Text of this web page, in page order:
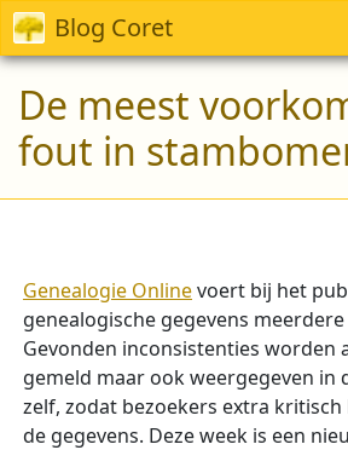
Blog Coret
De meest
fout in
Genealogie Onlinevoert bij het
genealogische gegevens
Gevonden inconsistenties worden
gemeld maar ook weergegeven in
zelf, zodat bezoekers extra
de gegevens. Deze week is een